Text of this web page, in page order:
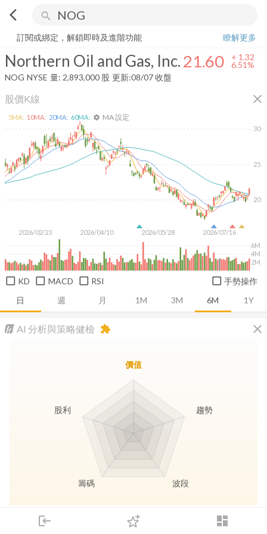
arrow_back_ios search
login dashboard
下單
Northern Oil and Gas, Inc.
訂閱或綁定，解鎖即時及進階功能
瞭解更多
Northern Oil and Gas, Inc.21.60 + 1.32
6.51%
NOG NYSE 量: 2,893,000 股 更新:08/07 收盤
股價K線 close
日 週 月 1M 3M 6M 1Y
2026/02/23 2026/04/10 2026/05/28 2026/07/16
20
25
30
2M
4M
6M
5MA: 10MA: 20MA: 60MA: settings MA 設定
KD MACD RSI 手勢操作
AI 分析與策略健檢 close
extension
長線價值 存股收息
價值
趨勢
波段
籌碼
股利